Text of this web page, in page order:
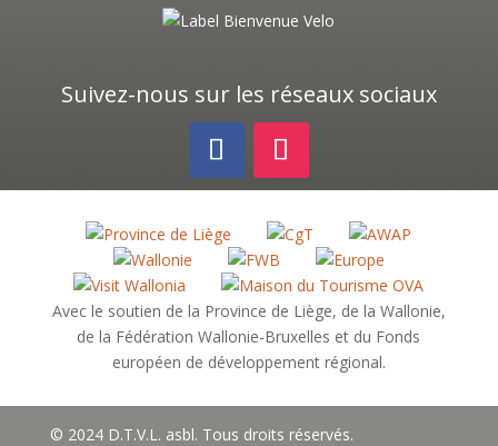
Suivez-nous sur les réseaux sociaux
Avec le soutien de la Province de Liège, de la Wallonie,
de la Fédération Wallonie-Bruxelles et du Fonds
européen de développement régional.
© 2024 D.T.V.L. asbl. Tous droits réservés.